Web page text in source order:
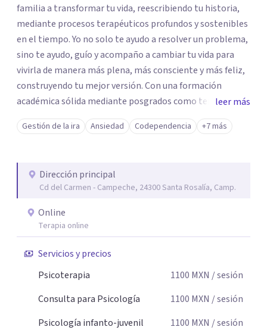
familia a transformar tu vida, reescribiendo tu historia,
mediante procesos terapéuticos profundos y sostenibles
en el tiempo. Yo no solo te ayudo a resolver un problema,
sino te ayudo, guío y acompaño a cambiar tu vida para
vivirla de manera más plena, más consciente y más feliz,
construyendo tu mejor versión. Con una formación
académica sólida mediante posgrados como terapeuta
breve, familiar e infantil, así como con respaldo
profesional y experiencia clínica de más de 26 años y
auténtica y comunicación clara y directa para darte
seguridad emocional y una dirección firme de tu proceso
de cambio.
leer más
Gestión de la ira Ansiedad Codependencia +7 más
Dirección principal
Cd del Carmen - Campeche, 24300 Santa Rosalía, Camp.
Online
Terapia online
Servicios y precios
Psicoterapia
1100 MXN / sesión
Consulta para Psicología
1100 MXN / sesión
Psicología infanto-juvenil
1100 MXN / sesión